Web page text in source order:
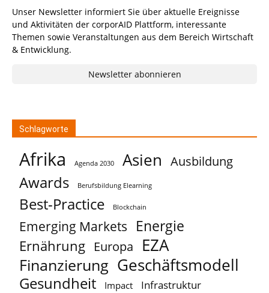
Unser Newsletter informiert Sie über aktuelle Ereignisse
und Aktivitäten der corporAID Plattform, interessante
Themen sowie Veranstaltungen aus dem Bereich Wirtschaft
& Entwicklung.
Newsletter abonnieren
Schlagworte
Afrika Agenda 2030 Asien Ausbildung
Awards Berufsbildung Elearning
Best-Practice Blockchain
Emerging Markets Energie
Ernährung Europa EZA
Finanzierung Geschäftsmodell
Gesundheit Impact Infrastruktur